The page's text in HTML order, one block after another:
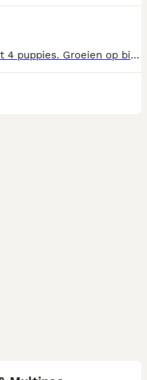
Wij hebben een lief nestjes met 4 puppies. Groeien op binnen ons gezinnetje. Vader en moeder zijn echte knuffelkontjes ze zitten graag bij je. De moeder van de knuffelbeertjes is aanwezig de vader woont bij ons op het dorp. De kleintjes worden ontwormt bij 2-4- 6 en 8 weken. Krijgen met 6 weken alles wat nodig is na een bezoekje aan de dierenarts worden voorzien van de nodige entingen paspoort en een chip. Beide ouders zijn nagekeken bij de dierenarts voor we aan het nestje zijn begonnen. Het leek ons leuk eens een nestje te hebben en dat is het ook echt. We genieten iedere dag weer van deze kleine smurfjes. Maar helaas kunnen ze niet allemaal blijven dus worden er nog 2 aangeboden voor verkoop. We hebben nog een reutje en een teefje die vanaf 24 juli zouden mogen verhuizen. Mocht je intresse hebben neem gerust contact op. Mochten er vragen zijn mag er een berichtje worden gestuurd. Let wel op wij vragen een aanbetaling van 500 euro bij reservering. Eventuele ophaal datum ivm bijvoorbeeld vakantie is altijd bespreekbaar. Onze vraagprijs is 2000 euro. Heeft u intresse in een kleine schurk neem gerust contact op. UBN 8801335